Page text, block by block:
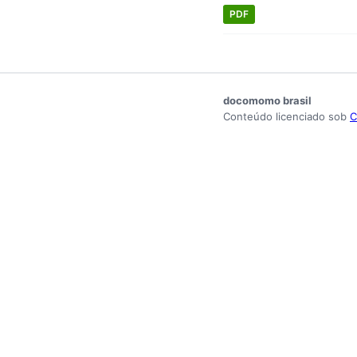
PDF
docomomo brasil
Conteúdo licenciado sob